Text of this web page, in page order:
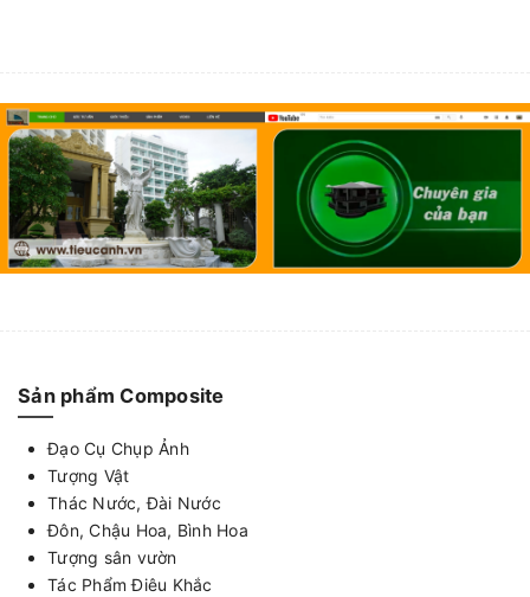
Sản phẩm Composite
Đạo Cụ Chụp Ảnh
Tượng Vật
Thác Nước, Đài Nước
Đôn, Chậu Hoa, Bình Hoa
Tượng sân vườn
Tác Phẩm Điêu Khắc